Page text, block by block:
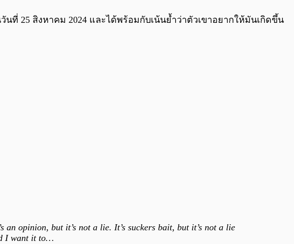
นที่ 25 สิงหาคม 2024 และได้พร้อมกับเน้นย้ำว่าตัวเขาอยากให้มันเกิดขึ้น
opinion, but it’s not a lie. It’s suckers bait, but it’s not a lie
I want it to…